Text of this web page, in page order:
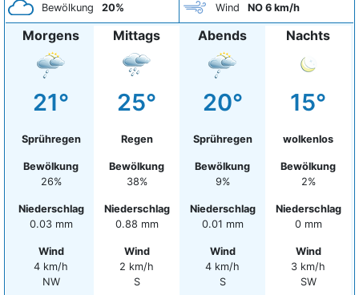
Bewölkung 20% Wind NO 6 km/h
Morgens
21°
Sprühregen
Bewölkung
26%
Niederschlag
0.03 mm
Wind
4 km/h
NW
Mittags
25°
Regen
Bewölkung
38%
Niederschlag
0.88 mm
Wind
2 km/h
S
Abends
20°
Sprühregen
Bewölkung
9%
Niederschlag
0.01 mm
Wind
4 km/h
S
Nachts
15°
wolkenlos
Bewölkung
2%
Niederschlag
0 mm
Wind
3 km/h
SW